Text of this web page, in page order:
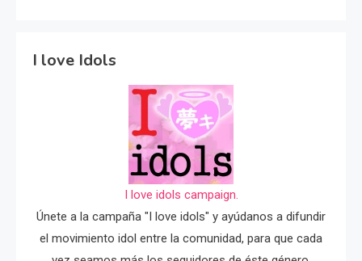
I love Idols
I love idols campaign.
Únete a la campaña "I love idols" y ayúdanos a difundir
el movimiento idol entre la comunidad, para que cada